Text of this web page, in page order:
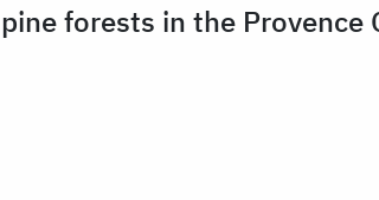
forests in the Provence